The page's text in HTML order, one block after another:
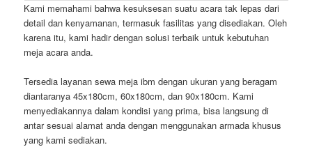
Kami memahami bahwa kesuksesan suatu acara tak lepas dari
detail dan kenyamanan, termasuk fasilitas yang disediakan. Oleh
karena itu, kami hadir dengan solusi terbaik untuk kebutuhan
meja acara anda.
Tersedia layanan sewa meja ibm dengan ukuran yang beragam
diantaranya 45x180cm, 60x180cm, dan 90x180cm. Kami
menyediakannya dalam kondisi yang prima, bisa langsung di
antar sesuai alamat anda dengan menggunakan armada khusus
yang kami sediakan.